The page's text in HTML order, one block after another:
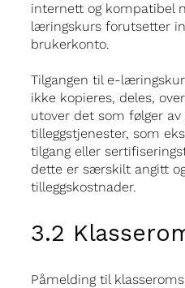
internett og kompatibel
læringskurs forutsetter
brukerkonto.
Tilgangen til e-
ikke kopieres, deles,
utover det som følger
tilleggstjenester, som
tilgang eller
dette er særskilt angitt
tilleggskostnader.
3.2
Påmelding til